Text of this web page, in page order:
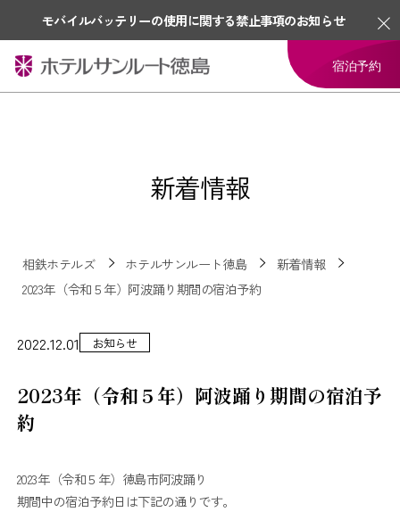
モバイルバッテリーの使用に関する禁止事項のお知らせ
宿泊予約
新着情報
相鉄ホテルズ ホテルサンルート徳島
新着情報
2023年（令和５年）阿波踊り期間の宿泊予約
2022.12.01 お知らせ
2023年（令和５年）阿波踊り期間の宿泊予
約
2023年（令和５年）徳島市阿波踊り
期間中の宿泊予約日は下記の通りです。